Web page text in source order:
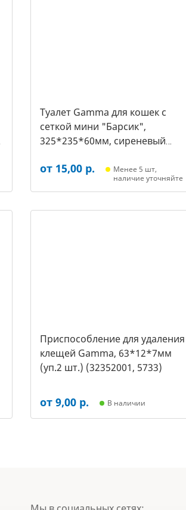
Туалет Gamma для кошек c
сеткой мини "Барсик",
325*235*60мм, сиреневый
от 15,00 р.
Менее 5 шт,
наличие уточняйте
Приспособление для удаления
клещей Gamma, 63*12*7мм
(уп.2 шт.) (32352001, 5733)
от 9,00 р. В наличии